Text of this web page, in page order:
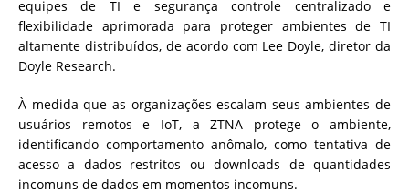
equipes de TI e segurança controle centralizado e
flexibilidade aprimorada para proteger ambientes de TI
altamente distribuídos, de acordo com Lee Doyle, diretor da
Doyle Research.
À medida que as organizações escalam seus ambientes de
usuários remotos e IoT, a ZTNA protege o ambiente,
identificando comportamento anômalo, como tentativa de
acesso a dados restritos ou downloads de quantidades
incomuns de dados em momentos incomuns.